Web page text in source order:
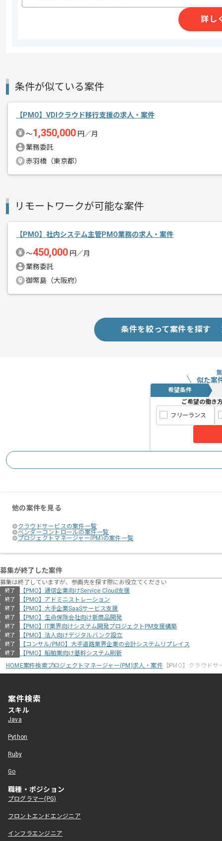
エージェントからのコ
レバテックでの実績がある企業の案件で
PMOの経験を活かすことができます。
複数案件を保有している企業ですので、
詳し
条件が似ている案件
【PMO】VDIクラウド移行支援の求人・案件
〜1,350,000 円／月
業務委託
赤羽橋（東京都）
リモートワークが可能な案件
【PMO】社内システム主管PMO業務の求人・案件
〜450,000 円／月
業務委託
御幣島（大阪府）
条件を絞って案件を探す
似た案
希望条件
ご希望の働き
フリーランス
他の案件を見る
クラウドサービスの案件一覧
ベンダーコントロールの案件一覧
プロジェクトマネージャー(PM)の案件一覧
募集が終了した案件
募集は終了していますが、参画先を探す際にお役立てください
終了 【PMO】通信企業向けService Cloud支援
終了 【PMO】アドミニストレーション
終了 【PMO】大手企業SaaSサービス支援
終了 【PMO】生命保険会社向け新商品開発
終了 【PMO】IT業界向けシステム開発プロジェクトPM支援構築
終了 【PMO】法人向けデジタルバンク設立
終了 【コンサル/PMO】大手道路業界企業の会計システムリプレイス
終了
【PMO】船舶業向け基幹システム刷新
HOME案件検索プロジェクトマネージャー(PM)求人・案件【PMO】クラウドサ
案件検索
スキル
Java
Python
Ruby
Go
職種・ポジション
プログラマー(PG)
フロントエンドエンジニア
インフラエンジニア